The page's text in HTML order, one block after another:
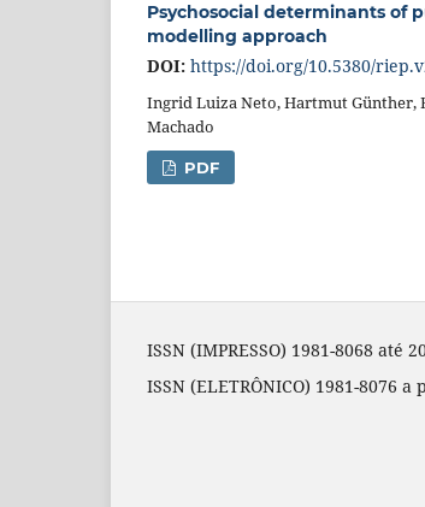
Psychosocial determinants of
modelling approach
DOI: https://doi.org/10.5380/
Ingrid Luiza Neto, Hartmut Günther,
Machado
PDF
ISSN (IMPRESSO) 1981-8068 até
ISSN (ELETRÔNICO) 1981-8076